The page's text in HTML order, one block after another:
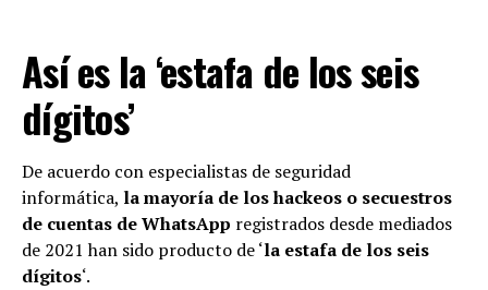
Así es la ‘estafa de los seis
dígitos’
De acuerdo con especialistas de seguridad
informática, la mayoría de los hackeos o secuestros
de cuentas de WhatsApp registrados desde mediados
de 2021 han sido producto de ‘la estafa de los seis
dígitos‘.